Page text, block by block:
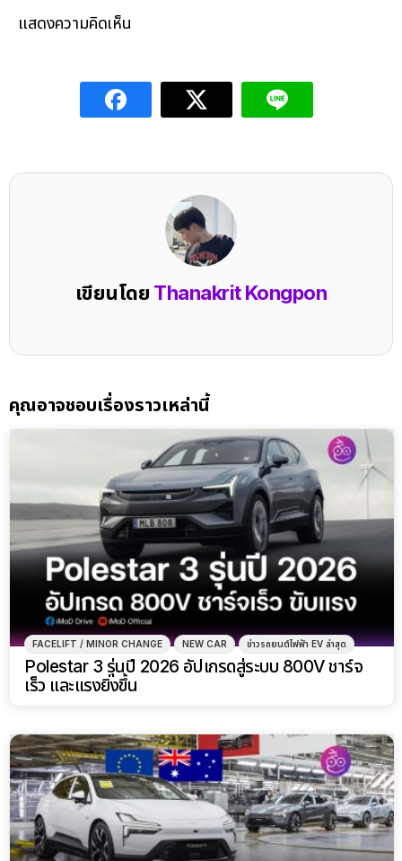
แสดงความคิดเห็น
เขียนโดย Thanakrit Kongpon
คุณอาจชอบเรื่องราวเหล่านี้
FACELIFT / MINOR CHANGE NEW CAR ข่าวรถยนต์ไฟฟ้า EV ล่าสุด
Polestar 3 รุ่นปี 2026 อัปเกรดสู่ระบบ 800V ชาร์จ
เร็ว และแรงยิ่งขึ้น